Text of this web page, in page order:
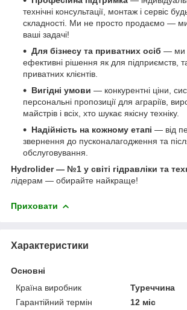
технічні консультації, монтаж і сервіс
складності. Ми не просто продаємо —
ваші задачі!
Для бізнесу та приватних осіб — ми
ефективні рішення як для підприємств,
приватних клієнтів.
Вигідні умови — конкурентні ціни,
персональні пропозиції для аграріїв,
майстрів і всіх, хто шукає якісну техніку.
Надійність на кожному етапі — від
звернення до пусконалагодження та
обслуговування.
Hydrolider — №1 у світі гідравліки та
лідерам — обирайте найкраще!
Приховати
Характеристики
Основні
Країна виробник
Туреччина
Гарантійний термін
12 міс